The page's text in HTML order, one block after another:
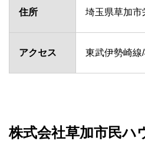
住所 埼玉県草加市
アクセス 東武伊勢崎線
株式会社草加市民